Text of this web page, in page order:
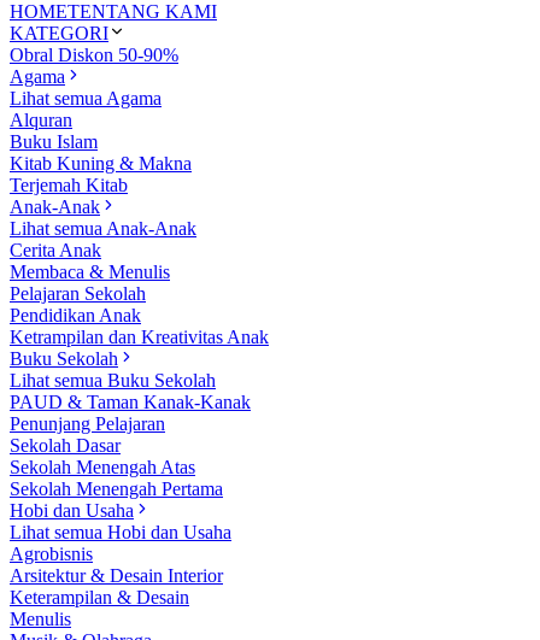
HOMETENTANG KAMI
KATEGORI
Obral Diskon 50-90%
Agama
Lihat semua Agama
Alquran
Buku Islam
Kitab Kuning & Makna
Terjemah Kitab
Anak-Anak
Lihat semua Anak-Anak
Cerita Anak
Membaca & Menulis
Pelajaran Sekolah
Pendidikan Anak
Ketrampilan dan Kreativitas Anak
Buku Sekolah
Lihat semua Buku Sekolah
PAUD & Taman Kanak-Kanak
Penunjang Pelajaran
Sekolah Dasar
Sekolah Menengah Atas
Sekolah Menengah Pertama
Hobi dan Usaha
Lihat semua Hobi dan Usaha
Agrobisnis
Arsitektur & Desain Interior
Keterampilan & Desain
Menulis